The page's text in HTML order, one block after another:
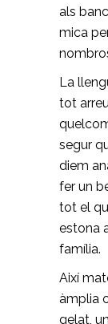
als
mica
La
tot
segur
diem
fer un
tot el
estona
família.
Així
àmplia
gelat,